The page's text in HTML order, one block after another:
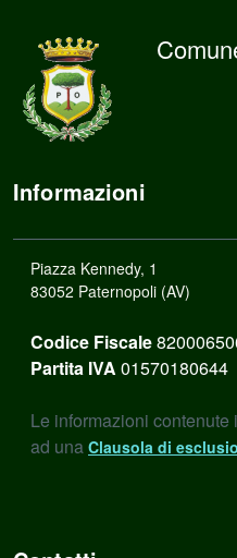
Informazioni
Piazza Kennedy, 1
83052 Paternopoli (AV)
Codice Fiscale
Partita IVA 01570180644
Le informazioni
ad una Clausola di